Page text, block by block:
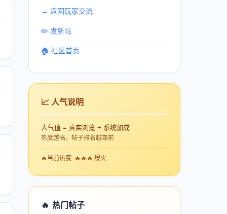
← 返回玩家交流
✏️ 发新帖
🏠 社区首页
📈 人气说明
人气值 = 真实浏览 + 系统加成
热度越高，帖子排名越靠前
🔥 当前热度: 🔥🔥🔥 爆火
🔥 热门帖子